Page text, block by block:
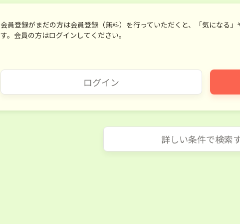
会員登録がまだの方は会員登録（無料）を行っていただくと、「気になる
す。会員の方はログインしてください。
ログイン
詳しい条件で検索